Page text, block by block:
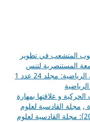
المتشعب في تطوير
المستنصرية لتنس
مجلة القادسية لعلوم التربية الرياضية: مجلد 24 عدد 1
و علاقتها بمهارة
, مجلة القادسية لعلوم
التربية الرياضية: مجلد 26 عدد 2 (2026): مجلة القادسية لعلوم